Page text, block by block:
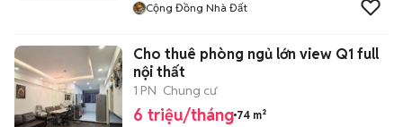
Cộng Đồng Nhà Đất
Cho thuê phòng ngủ lớn view Q1 full
nội thất
1 PN Chung cư
6 triệu/tháng 74 m²